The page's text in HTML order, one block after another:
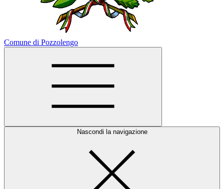
Comune di Pozzolengo
Nascondi la navigazione